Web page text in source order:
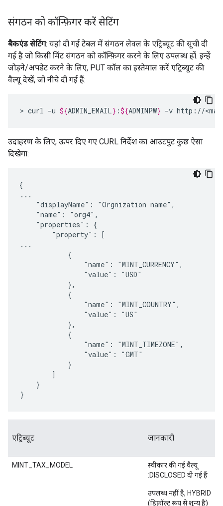
संगठन को कॉन्फ़िगर करें सेटिंग
बैकएंड सेटिंग: यहां दी गई टेबल में संगठन लेवल के एट्रिब्यूट की सूची दी
गई है जो किसी मिंट संगठन को कॉन्फ़िगर करने के लिए उपलब्ध हों. इन्हें
जोड़ने/अपडेट करने के लिए, PUT कॉल का इस्तेमाल करें एट्रिब्यूट की
वैल्यू देखें, जो नीचे दी गई हैं:
> curl -u ${ADMIN_EMAIL} :${ADMINPW} -v http://
उदाहरण के लिए, ऊपर दिए गए CURL निर्देश का आउटपुट कुछ ऐसा
दिखेगा:
{
...
    "displayName": "Orgnization name",
    "name": "org4",
    "properties": {
        "property": [
...
            {
                "name": "MINT_CURRENCY",
                "value": "USD"
            },
            {
                "name": "MINT_COUNTRY",
                "value": "US"
            },
            {
                "name": "MINT_TIMEZONE",
                "value": "GMT"
            }
        ]
    }
}
एट्रिब्यूट जानकारी
MINT_TAX_MODEL
स्वीकार की गई वैल्यू
:DISCLOSED दी गई हैं
उपलब्ध नहीं है, HYBRID
(डिफ़ॉल्ट रूप से शून्य है)